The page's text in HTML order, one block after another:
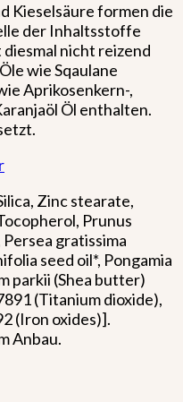
Kieselsäure formen die
der Inhaltsstoffe
nicht reizend
wie Sqaulane
Aprikosenkern-,
Öl enthalten.
Zinc stearate,
Prunus
gratissima
seed oil*, Pongamia
parkii (Shea butter)
(Titanium dioxide),
(Iron oxides)].
Anbau.